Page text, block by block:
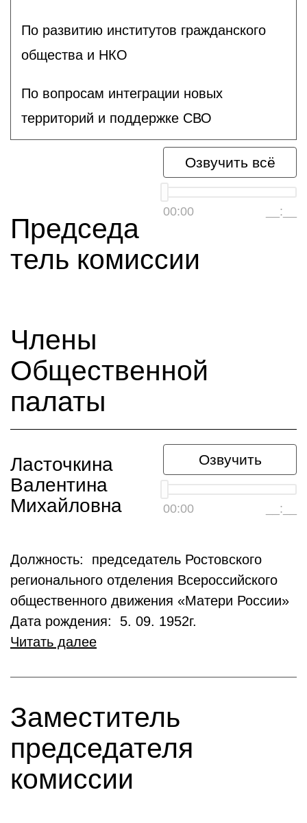
По развитию институтов гражданского
общества и НКО
По вопросам интеграции новых
территорий и поддержке СВО
Озвучить всё
00:00 __:__
Председа
тель комиссии
Члены
Общественной
палаты
Озвучить
00:00 __:__
Ласточкина
Валентина
Михайловна
Должность: председатель Ростовского
регионального отделения Всероссийского
общественного движения «Матери России»
Дата рождения: 5. 09. 1952г.
Читать далее
Заместитель
председателя
комиссии